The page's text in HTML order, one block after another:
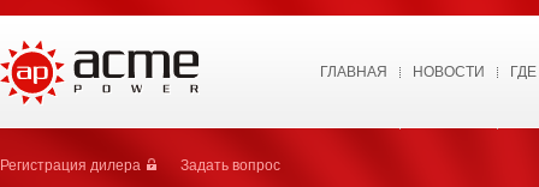
ГЛАВНАЯ НОВОСТИ
Регистрация дилера Задать вопрос